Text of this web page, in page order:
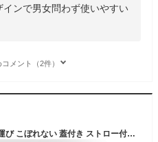
ンで男女問わず使いやすい
メント（2件）
TYESO タンブラー ストロー 持ち運び こぼれない 蓋付き ストロー付きタンブラー 保温 保冷 おしゃれ 水筒 コーヒー 大容量 オフィス ステンレス マグ ジョッキ アウトドア コンパクト プレゼント 真空断熱 600ml 470ml 正規品